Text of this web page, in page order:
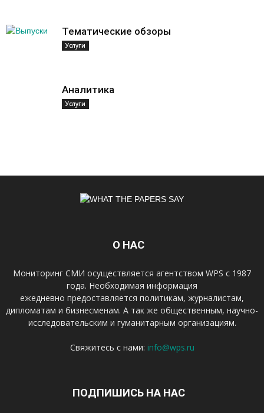
Тематические обзоры
Услуги
Аналитика
Услуги
О НАС
Мониторинг СМИ осуществляется агентством WPS с 1987
года. Необходимая информация
ежедневно предоставляется политикам, журналистам,
дипломатам и бизнесменам. А так же общественным, научно-
исследовательским и гуманитарным организациям.
Свяжитесь с нами: info@wps.ru
ПОДПИШИСЬ НА НАС